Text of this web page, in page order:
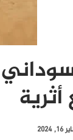
2024